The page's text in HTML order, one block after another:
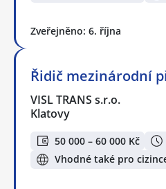
Zveřejněno: 6. října
Řidič mezinárodní
VISL TRANS s.r.o.
Klatovy
50 000 – 60 000 Kč
Vhodné také pro